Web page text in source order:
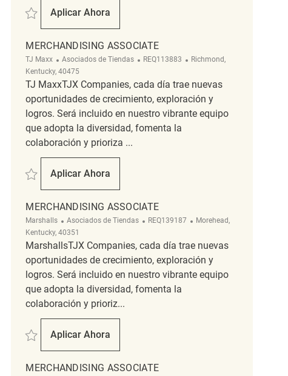
Salvar Retail Merchandising Associate REQ64033
Aplicar Ahora
Retail Merchandising Associate
MERCHANDISING ASSOCIATE
TJ Maxx Categoría
Asociados de Tiendas ReqId
REQ113883 Ubicación
Richmond,
Kentucky, 40475
TJ MaxxTJX Companies, cada día trae nuevas
oportunidades de crecimiento, exploración y
logros. Será incluido en nuestro vibrante equipo
que adopta la diversidad, fomenta la
colaboración y prioriza ...
Salvar Merchandising Associate REQ113883
Aplicar Ahora
Merchandising Associate
MERCHANDISING ASSOCIATE
Marshalls Categoría
Asociados de Tiendas ReqId
REQ139187 Ubicación
Morehead,
Kentucky, 40351
MarshallsTJX Companies, cada día trae nuevas
oportunidades de crecimiento, exploración y
logros. Será incluido en nuestro vibrante equipo
que adopta la diversidad, fomenta la
colaboración y prioriz...
Salvar Merchandising Associate REQ139187
Aplicar Ahora
Merchandising Associate
MERCHANDISING ASSOCIATE